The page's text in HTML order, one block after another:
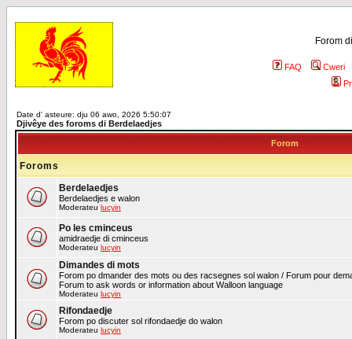
Forom
FAQ
Cweri
Date d' asteure: dju 06 awo, 2026 5:50:07
Djivêye des foroms di Berdelaedjes
Forom
Foroms
Berdelaedjes
Berdelaedjes e walon
Moderateu lucyin
Po les cminceus
amidraedje di cminceus
Moderateu lucyin
Dimandes di mots
Forom po dmander des mots ou des racsegnes sol walon / Forum pour
Forum to ask words or information about Walloon language
Moderateu lucyin
Rifondaedje
Forom po discuter sol rifondaedje do walon
Moderateu lucyin